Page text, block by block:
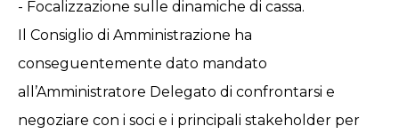
- Focalizzazione sulle dinamiche di cassa.
Il Consiglio di Amministrazione ha
conseguentemente dato mandato
all’Amministratore Delegato di confrontarsi e
negoziare con i soci e i principali stakeholder per